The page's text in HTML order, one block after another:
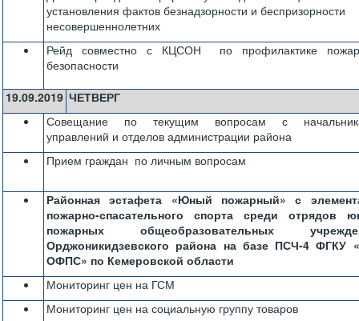
установления фактов безнадзорности и беспризорности
несовершеннолетних
Рейд совместно с КЦСОН по профилактике
безопасности
19.09.2019 ЧЕТВЕРГ
Совещание по текущим вопросам с
управлений и отделов администрации района
Прием граждан по личным вопросам
Районная эстафета «Юный пожарный» с
пожарно-спасательного спорта среди отрядов
пожарных общеобразовательных
Орджоникидзевского района на базе ПСЧ-4 ФГКУ
ОФПС» по Кемеровской области
Мониторинг цен на ГСМ
Мониторинг цен на социальную группу товаров